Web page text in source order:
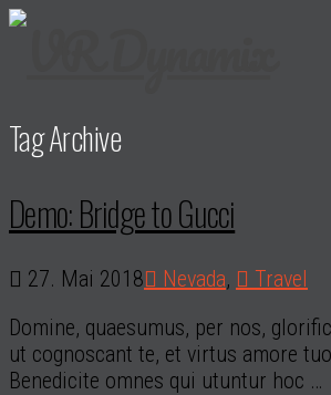
Tag Archive
Demo: Bridge to Gucci
27. Mai 2018 Nevada,
Travel
Domine, quaesumus, per nos,
ut cognoscant te, et virtus amore
Benedicite omnes qui utuntur hoc …